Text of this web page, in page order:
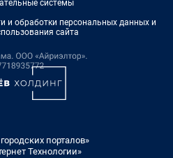
системы
и обработки персональных данных и
сайта
порталов»
Технологии»